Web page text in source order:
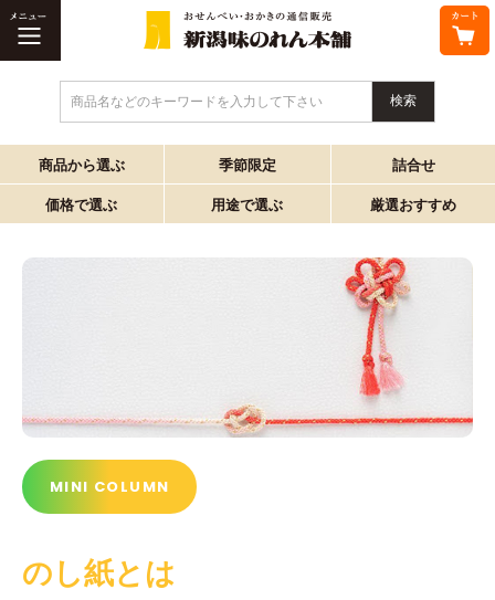
商品名などのキーワードを入力して下さい
商品から選ぶ 季節限定 詰合せ
価格で選ぶ 用途で選ぶ 厳選おすすめ
MINI COLUMN
のし紙とは